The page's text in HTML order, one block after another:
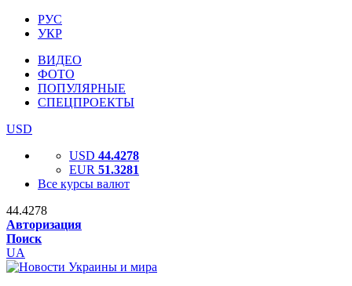
РУС
УКР
ВИДЕО
ФОТО
ПОПУЛЯРНЫЕ
СПЕЦПРОЕКТЫ
USD
USD 44.4278
EUR 51.3281
Все курсы валют
44.4278
Авторизация
Поиск
UA